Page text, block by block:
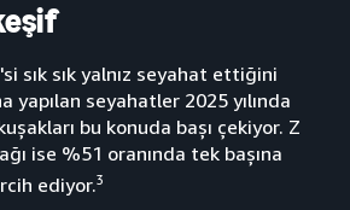
sık sık yalnız seyahat ettiğini
yapılan seyahatler 2025 yılında
bu konuda başı çekiyor. Z
ise %51 oranında tek başına
ediyor.3